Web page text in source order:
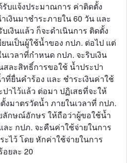
รับแจ้งประมาณการ ค่าติดตั้ง
เงินมาชำระภายใน 60 วัน และ
เงินแล้ว ก็จะดำเนินการ ติดตั้ง
นเป็นผู้ใช้น้ำของ กปภ. ต่อไป แต่
เวลาที่กำหนด กปภ. จะริบเงิน
ละสิทธิ์การขอใช้ น้ำประปา
ที่ยื่นคำร้อง และ ชำระเงินค่าใช้
ปาไว้แล้ว ต่อมา ปฏิเสธที่จะให้
งมาตรวัดน้ำ ภายในเวลาที่ กปภ.
ลักษณ์อักษร ให้ถือว่าผู้ขอใช้น้ำ
ะ กปภ. จะคืนค่าใช้จ่ายในการ
ะไว้ โดย หักค่าใช้จ่ายในการ
อยละ 20